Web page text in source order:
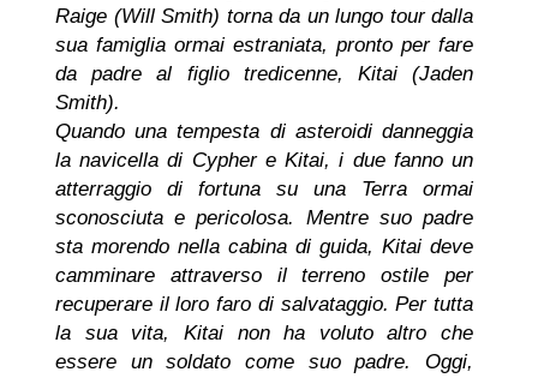
Raige (Will Smith) torna da un lungo tour dalla
sua famiglia ormai estraniata, pronto per fare
da padre al figlio tredicenne, Kitai (Jaden
Smith).
Quando una tempesta di asteroidi danneggia
la navicella di Cypher e Kitai, i due fanno un
atterraggio di fortuna su una Terra ormai
sconosciuta e pericolosa. Mentre suo padre
sta morendo nella cabina di guida, Kitai deve
camminare attraverso il terreno ostile per
recuperare il loro faro di salvataggio. Per tutta
la sua vita, Kitai non ha voluto altro che
essere un soldato come suo padre. Oggi,